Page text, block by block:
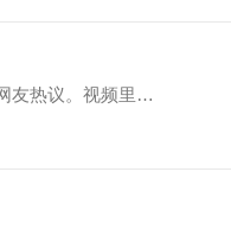
友热议。视频里…